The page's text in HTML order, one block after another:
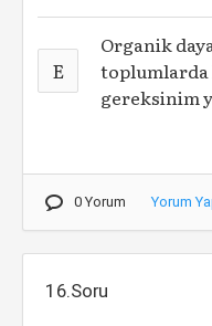
E
Organik
gereksinim
0 Yorum Yorum
16.Soru